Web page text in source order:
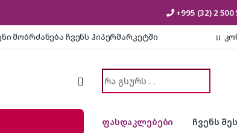
+995 (32) 2 500
მობრძანება ჩვენს ჰიპერმარკეტში
Search for:
ფასდაკლებები ჩვენს